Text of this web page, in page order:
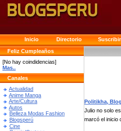
Inicio Directorio
Feliz Cumpleaños
[No hay coindidencias]
Mas..
Canales
Actualidad
Anime Manga
Arte/Cultura
Autos
Belleza Modas Fashion
Blogsperú
Cine
Politikha,
Julio no solo
marcó el inicio